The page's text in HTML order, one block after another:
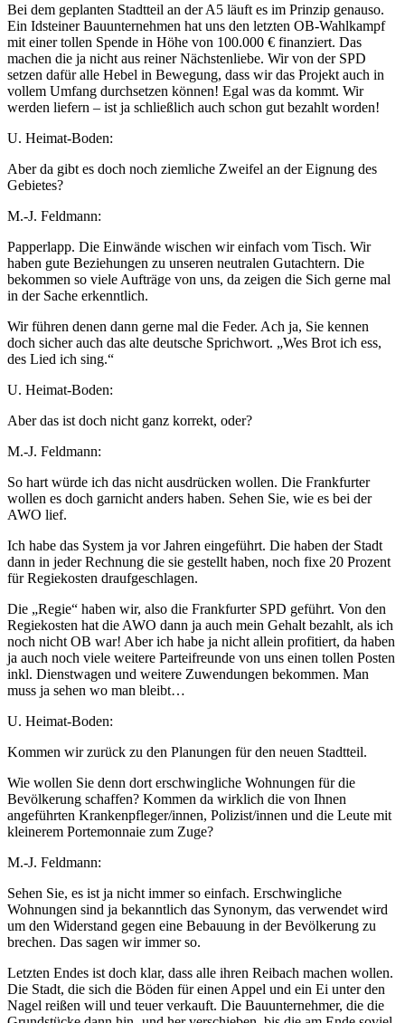
Bei dem geplanten Stadtteil an der A5 läuft es im Prinzip genauso.
Ein Idsteiner Bauunternehmen hat uns den letzten OB-Wahlkampf
mit einer tollen Spende in Höhe von 100.000 € finanziert. Das
machen die ja nicht aus reiner Nächstenliebe. Wir von der SPD
setzen dafür alle Hebel in Bewegung, dass wir das Projekt auch in
vollem Umfang durchsetzen können! Egal was da kommt. Wir
werden liefern – ist ja schließlich auch schon gut bezahlt worden!
U. Heimat-Boden:
Aber da gibt es doch noch ziemliche Zweifel an der Eignung des
Gebietes?
M.-J. Feldmann:
Papperlapp. Die Einwände wischen wir einfach vom Tisch. Wir
haben gute Beziehungen zu unseren neutralen Gutachtern. Die
bekommen so viele Aufträge von uns, da zeigen die Sich gerne mal
in der Sache erkenntlich.
Wir führen denen dann gerne mal die Feder. Ach ja, Sie kennen
doch sicher auch das alte deutsche Sprichwort. „Wes Brot ich ess,
des Lied ich sing.“
U. Heimat-Boden:
Aber das ist doch nicht ganz korrekt, oder?
M.-J. Feldmann:
So hart würde ich das nicht ausdrücken wollen. Die Frankfurter
wollen es doch garnicht anders haben. Sehen Sie, wie es bei der
AWO lief.
Ich habe das System ja vor Jahren eingeführt. Die haben der Stadt
dann in jeder Rechnung die sie gestellt haben, noch fixe 20 Prozent
für Regiekosten draufgeschlagen.
Die „Regie“ haben wir, also die Frankfurter SPD geführt. Von den
Regiekosten hat die AWO dann ja auch mein Gehalt bezahlt, als ich
noch nicht OB war! Aber ich habe ja nicht allein profitiert, da haben
ja auch noch viele weitere Parteifreunde von uns einen tollen Posten
inkl. Dienstwagen und weitere Zuwendungen bekommen. Man
muss ja sehen wo man bleibt…
U. Heimat-Boden:
Kommen wir zurück zu den Planungen für den neuen Stadtteil.
Wie wollen Sie denn dort erschwingliche Wohnungen für die
Bevölkerung schaffen? Kommen da wirklich die von Ihnen
angeführten Krankenpfleger/innen, Polizist/innen und die Leute mit
kleinerem Portemonnaie zum Zuge?
M.-J. Feldmann:
Sehen Sie, es ist ja nicht immer so einfach. Erschwingliche
Wohnungen sind ja bekanntlich das Synonym, das verwendet wird
um den Widerstand gegen eine Bebauung in der Bevölkerung zu
brechen. Das sagen wir immer so.
Letzten Endes ist doch klar, dass alle ihren Reibach machen wollen.
Die Stadt, die sich die Böden für einen Appel und ein Ei unter den
Nagel reißen will und teuer verkauft. Die Bauunternehmer, die die